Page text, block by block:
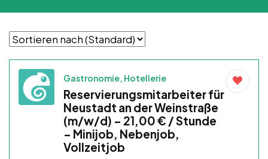
Gastronomie, Hotellerie
Reservierungsmitarbeiter für
Neustadt an der Weinstraße
(m/w/d) – 21,00 € / Stunde
– Minijob, Nebenjob,
Vollzeitjob